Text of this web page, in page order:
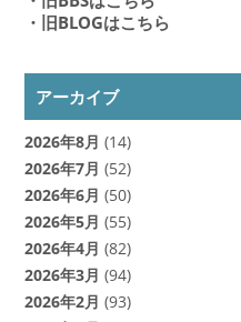
・旧BLOGはこちら
アーカイブ
2026年8月 (14)
2026年7月 (52)
2026年6月 (50)
2026年5月 (55)
2026年4月 (82)
2026年3月 (94)
2026年2月 (93)